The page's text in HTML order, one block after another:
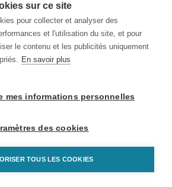
sur ce site
pour collecter et analyser des
et l'utilisation du site, et pour
le contenu et les publicités uniquement
En savoir plus
mes informations personnelles
des cookies
TOUS LES COOKIES